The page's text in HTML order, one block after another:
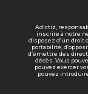
Adictiz,
inscrire à notre
disposez d’un droit
portabilité,
d’émettre des
décès. Vous
pouvez exercer
pouvez